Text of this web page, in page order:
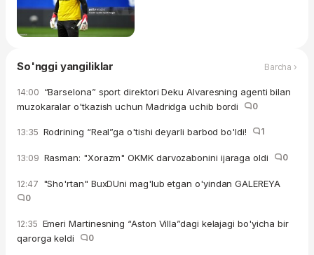
So'nggi yangiliklar Barcha ›
14:00 “Barselona” sport direktori Deku Alvaresning agenti bilan
muzokaralar o'tkazish uchun Madridga uchib bordi
0
13:35 Rodrining “Real”ga o'tishi deyarli barbod bo'ldi! 1
13:09 Rasman: "Xorazm" OKMK darvozabonini ijaraga oldi 0
12:47 "Sho'rtan" BuxDUni mag'lub etgan o'yindan GALEREYA
0
12:35 Emeri Martinesning “Aston Villa”dagi kelajagi bo'yicha bir
qarorga keldi
0